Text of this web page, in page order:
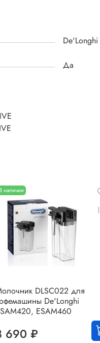
De'Longhi
Да
В наличии
DLSC022 для
De'Longhi
ESAM460
690 ₽